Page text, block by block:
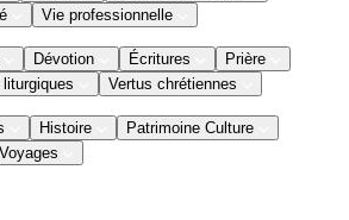
Vie professionnelle
Dévotion Écritures
Prière
Vertus chrétiennes
Histoire
Patrimoine Culture
Voyages